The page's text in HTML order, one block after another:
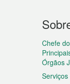
Menu
do
Chefe
Órgãos